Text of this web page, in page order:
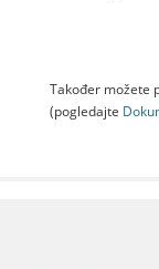
Također možete
(pogledajte